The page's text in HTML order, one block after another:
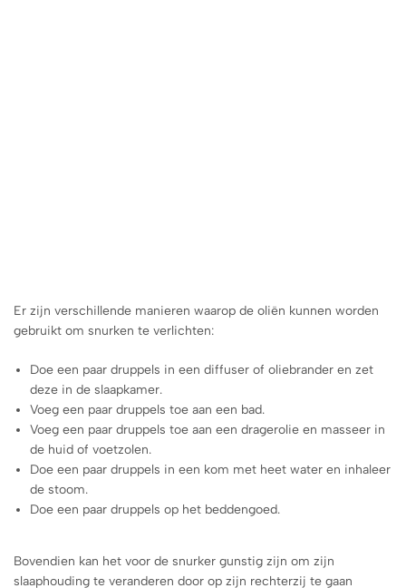
Er zijn verschillende manieren waarop de oliën kunnen worden
gebruikt om snurken te verlichten:
Doe een paar druppels in een diffuser of oliebrander en zet
deze in de slaapkamer.
Voeg een paar druppels toe aan een bad.
Voeg een paar druppels toe aan een dragerolie en masseer in
de huid of voetzolen.
Doe een paar druppels in een kom met heet water en inhaleer
de stoom.
Doe een paar druppels op het beddengoed.
Bovendien kan het voor de snurker gunstig zijn om zijn
slaaphouding te veranderen door op zijn rechterzij te gaan